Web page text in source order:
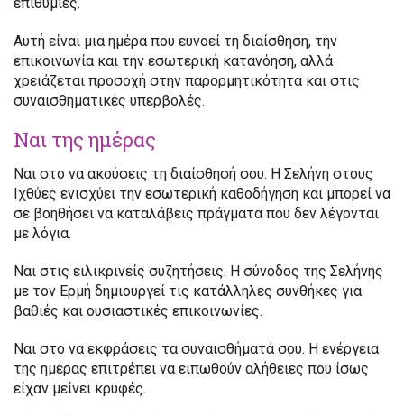
Αυτή είναι μια ημέρα που ευνοεί τη διαίσθηση, την
επικοινωνία και την εσωτερική κατανόηση, αλλά
χρειάζεται προσοχή στην παρορμητικότητα και στις
συναισθηματικές υπερβολές.
Ναι της ημέρας
Ναι στο να ακούσεις τη διαίσθησή σου. Η Σελήνη στους
Ιχθύες ενισχύει την εσωτερική καθοδήγηση και μπορεί να
σε βοηθήσει να καταλάβεις πράγματα που δεν λέγονται
με λόγια.
Ναι στις ειλικρινείς συζητήσεις. Η σύνοδος της Σελήνης
με τον Ερμή δημιουργεί τις κατάλληλες συνθήκες για
βαθιές και ουσιαστικές επικοινωνίες.
Ναι στο να εκφράσεις τα συναισθήματά σου. Η ενέργεια
της ημέρας επιτρέπει να ειπωθούν αλήθειες που ίσως
είχαν μείνει κρυφές.